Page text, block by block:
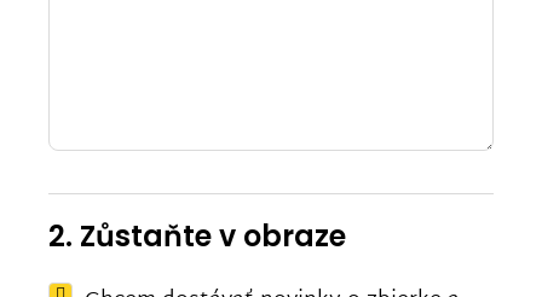
2. Zůstaňte v obraze